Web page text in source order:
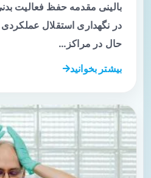
بالینی مقدمه حفظ فعالیت
در نگهداری استقلال عملکردی
حال در مراکز…
بیشتر بخوانید